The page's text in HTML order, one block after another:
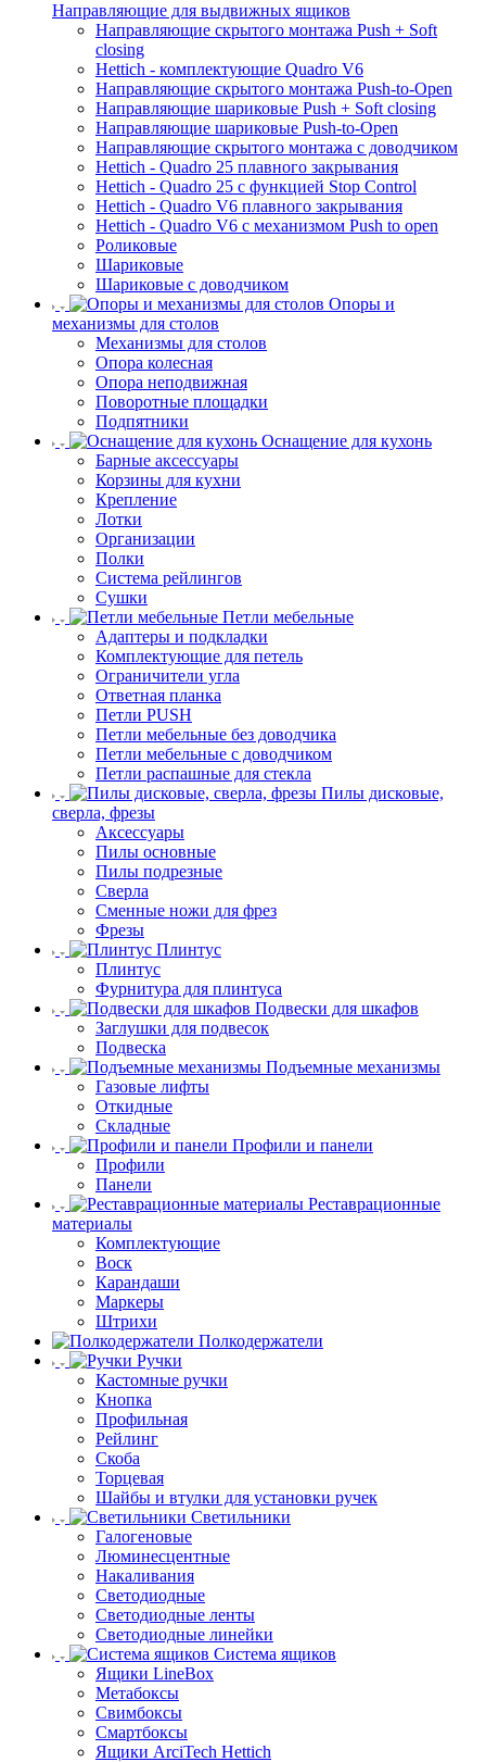
Направляющие для выдвижных ящиков
Направляющие скрытого монтажа Push + Soft
closing
Hettich - комплектующие Quadro V6
Направляющие скрытого монтажа Push-to-Open
Направляющие шариковые Push + Soft closing
Направляющие шариковые Push-to-Open
Направляющие скрытого монтажа с доводчиком
Hettich - Quadro 25 плавного закрывания
Hettich - Quadro 25 с функцией Stop Control
Hettich - Quadro V6 плавного закрывания
Hettich - Quadro V6 с механизмом Push to open
Роликовые
Шариковые
Шариковые с доводчиком
Опоры и
механизмы для столов
Механизмы для столов
Опора колесная
Опора неподвижная
Поворотные площадки
Подпятники
Оснащение для кухонь
Барные аксессуары
Корзины для кухни
Крепление
Лотки
Организации
Полки
Система рейлингов
Сушки
Петли мебельные
Адаптеры и подкладки
Комплектующие для петель
Ограничители угла
Ответная планка
Петли PUSH
Петли мебельные без доводчика
Петли мебельные с доводчиком
Петли распашные для стекла
Пилы дисковые,
сверла, фрезы
Аксессуары
Пилы основные
Пилы подрезные
Сверла
Сменные ножи для фрез
Фрезы
Плинтус
Плинтус
Фурнитура для плинтуса
Подвески для шкафов
Заглушки для подвесок
Подвеска
Подъемные механизмы
Газовые лифты
Откидные
Складные
Профили и панели
Профили
Панели
Реставрационные
материалы
Комплектующие
Воск
Карандаши
Маркеры
Штрихи
Полкодержатели
Ручки
Кастомные ручки
Кнопка
Профильная
Рейлинг
Скоба
Торцевая
Шайбы и втулки для установки ручек
Светильники
Галогеновые
Люминесцентные
Накаливания
Светодиодные
Светодиодные ленты
Светодиодные линейки
Система ящиков
Ящики LineBox
Метабоксы
Свимбоксы
Смартбоксы
Ящики ArciTech Hettich